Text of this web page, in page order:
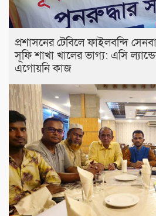
প্রশাসনের টেবিলে ফাইলবন্দি
সূফি শাখা খালের ভাগ্য: এসি
এগোয়নি কাজ